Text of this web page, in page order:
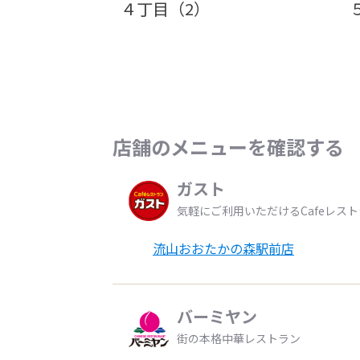
４丁目（2）
店舗のメニューを確認する
ガスト
気軽にご利用いただけるCafeレス
流山おおたかの森駅前店
バーミヤン
街の本格中華レストラン